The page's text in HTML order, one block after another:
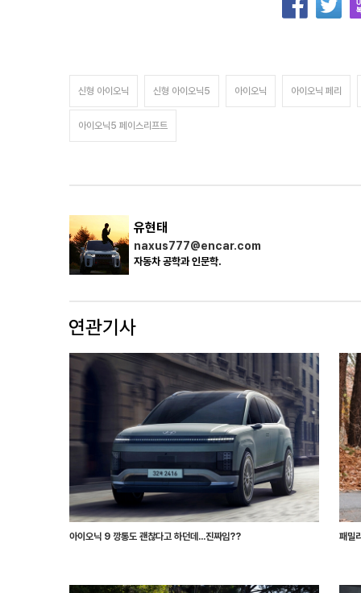
신형 아이오닉 신형 아이오닉5 아이오닉 아이오닉 페리
아이오닉5 페이스리프트
유현태
naxus777@encar.com
자동차 공학과 인문학.
아이오닉 9 깡통도 괜찮다고 하던데...진짜임?? 패밀